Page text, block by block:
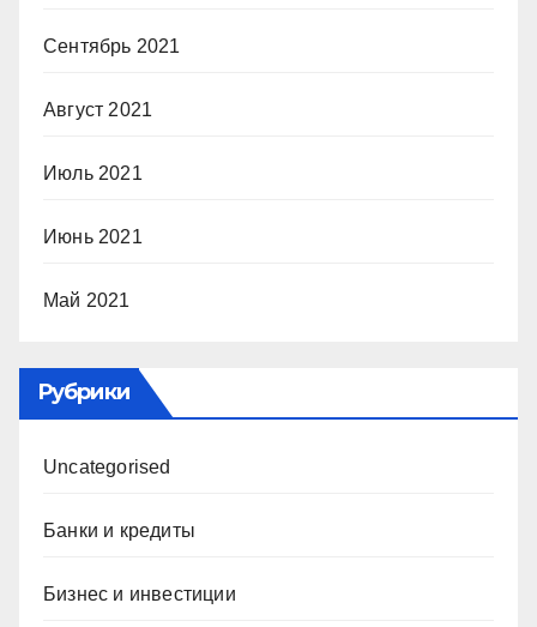
Сентябрь 2021
Август 2021
Июль 2021
Июнь 2021
Май 2021
Рубрики
Uncategorised
Банки и кредиты
Бизнес и инвестиции